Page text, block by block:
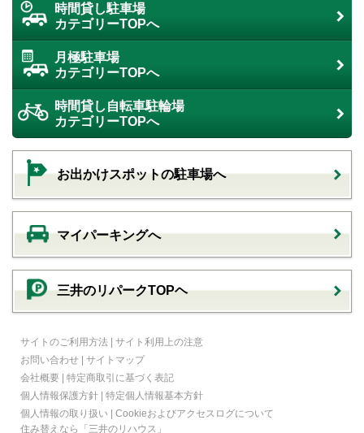
時間貸し駐車場
カテゴリーTOPへ
月極駐車場
カテゴリーTOPへ
時間貸し自転車駐輪場
カテゴリーTOPへ
お出かけスポットの駐車場へ
マイパーキングへ
三井のリパークTOPヘ
サイトのご利用方法 | サイト利用上の注意
お問い合わせ | サイトマップ
会社概要 | 特定商取引に基づく表記
個人情報保護方針 | 特定個人情報基本方針
個人情報の取り扱い | Cookieおよびアクセスログについて
住み替えなら
「三井のリハウス」